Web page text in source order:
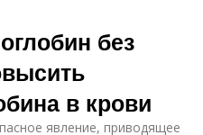
без
в крови
явление, приводящее